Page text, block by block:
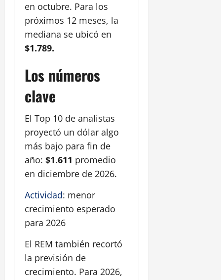
en octubre. Para los
próximos 12 meses, la
mediana se ubicó en
$1.789.
Los números
clave
El Top 10 de analistas
proyectó un dólar algo
más bajo para fin de
año: $1.611 promedio
en diciembre de 2026.
Actividad: menor
crecimiento esperado
para 2026
El REM también recortó
la previsión de
crecimiento. Para 2026,